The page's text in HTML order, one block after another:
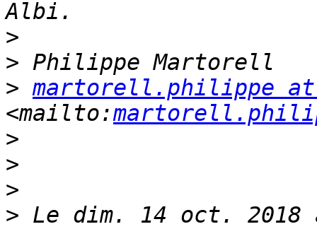
>
>
> martorell.philippe at
<mailto:
>
>
>
> Le dim. 14 oct. 2018